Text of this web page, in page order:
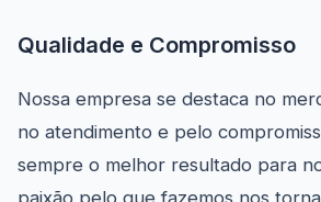
Qualidade e Compromisso
Nossa empresa se destaca no
no atendimento e pelo
sempre o melhor resultado para